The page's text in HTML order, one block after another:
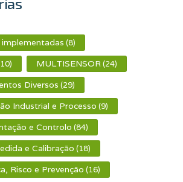
implementadas (8)
MULTISENSOR(24)
Diversos (29)
Industrial e Processo (9)
e Controlo (84)
e Calibração (18)
Risco e Prevenção (16)